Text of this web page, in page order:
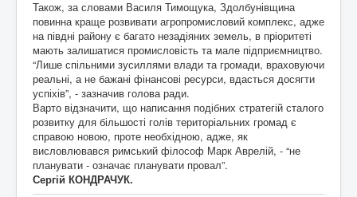
Також, за словами Василя Тимощука, Здолбунівщина
повинна краще розвивати агропромисловий комплекс, адже
на півдні району є багато незадіяних земель, в пріоритеті
мають залишатися промисловість та мале підприємництво.
“Лише спільними зусиллями влади та громади, враховуючи
реальні, а не бажані фінансові ресурси, вдасться досягти
успіхів”, - зазначив голова ради.
Варто відзначити, що написання подібних стратегій сталого
розвитку для більшості голів територіальних громад є
справою новою, проте необхідною, адже, як
висловлювався римський філософ Марк Аврелій, - “не
планувати - означає планувати провал”.
Сергій КОНДРАЧУК.